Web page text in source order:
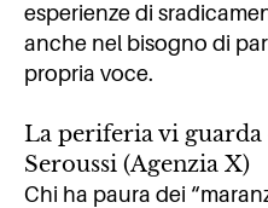
esperienze di
anche nel bisogno di
propria voce.
La periferia vi
Seroussi (Agenzia X)
Chi ha paura dei